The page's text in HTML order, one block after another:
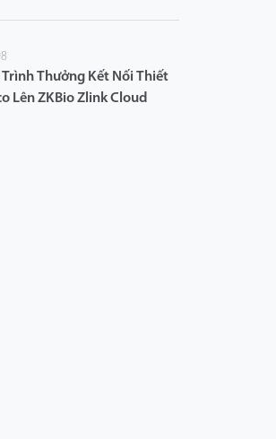
Thưởng Kết Nối Thiết
Lên ZKBio Zlink Cloud